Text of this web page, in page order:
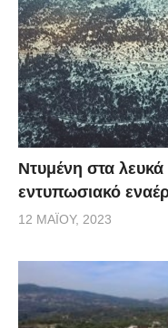
Ντυμένη στα
εντυπωσιακό
12 ΜΑΪ́ΟΥ, 2023